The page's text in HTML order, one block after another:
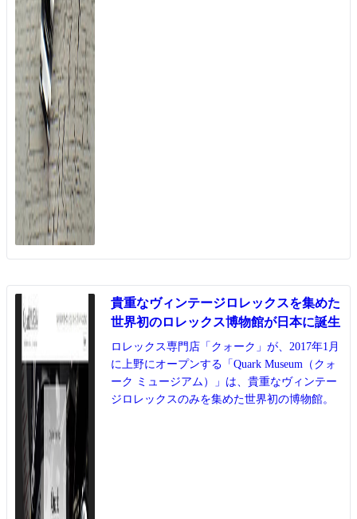
貴重なヴィンテージロレックスを集めた
世界初のロレックス博物館が日本に誕生
ロレックス専門店「クォーク」が、2017年1月
に上野にオープンする「Quark Museum（クォ
ーク ミュージアム）」は、貴重なヴィンテー
ジロレックスのみを集めた世界初の博物館。